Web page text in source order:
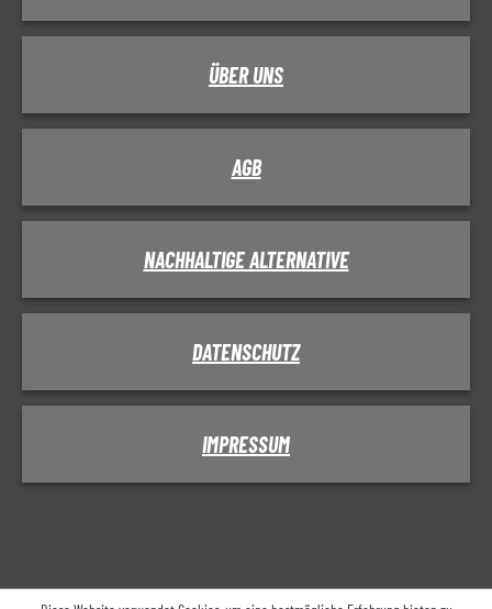
ÜBER UNS
AGB
NACHHALTIGE ALTERNATIVE
DATENSCHUTZ
IMPRESSUM